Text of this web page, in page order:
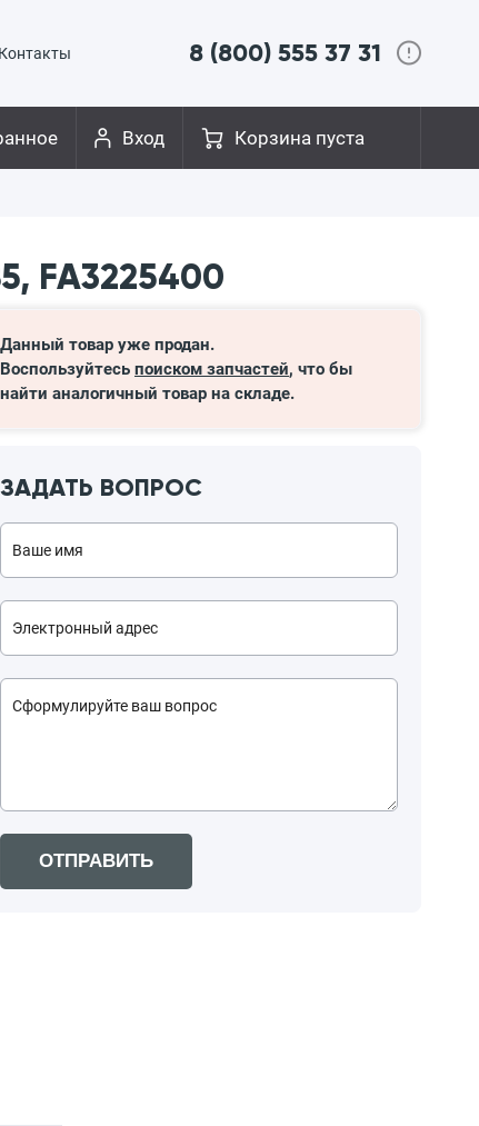
Контакты 8 (800) 555 37 31
Корзина пуста
Вход
FA3225400
Данный товар уже продан.
Воспользуйтесь поиском запчастей, что бы
найти аналогичный товар на складе.
ЗАДАТЬ ВОПРОС
ОТПРАВИТЬ